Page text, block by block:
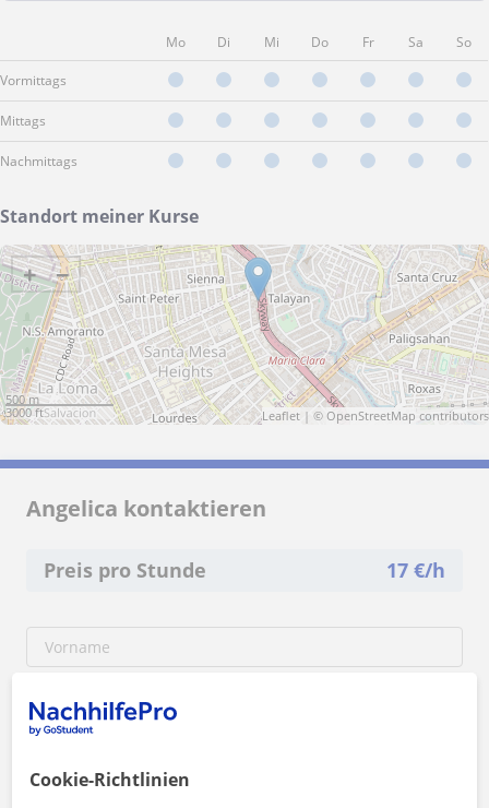
Mo Di Mi Do Fr Sa So
Vormittags
Mittags
Nachmittags
Standort meiner Kurse
+ −
500 m
3000 ft
Leaflet| © OpenStreetMap contributors
Angelica kontaktieren
Preis pro Stunde 17€/h
Cookie-Richtlinien